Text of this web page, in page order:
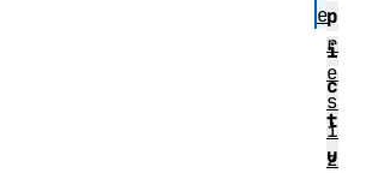
p
i
c
t
u
e
r
e
s
i
z